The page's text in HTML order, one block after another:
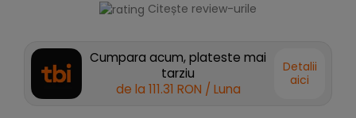
Citește review-urile
Cumpara acum, plateste mai
tarziu
de la 111.31 RON / Luna
Detalii
aici